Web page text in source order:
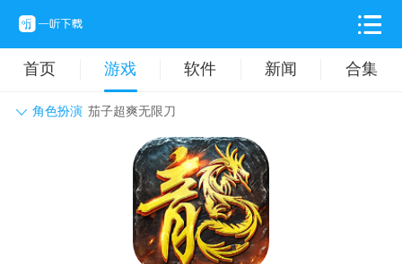
首页 游戏 软件 新闻 合集
角色扮演 茄子超爽无限刀
动作格斗 休闲益智
卡牌对战 音乐舞蹈
挂机养成